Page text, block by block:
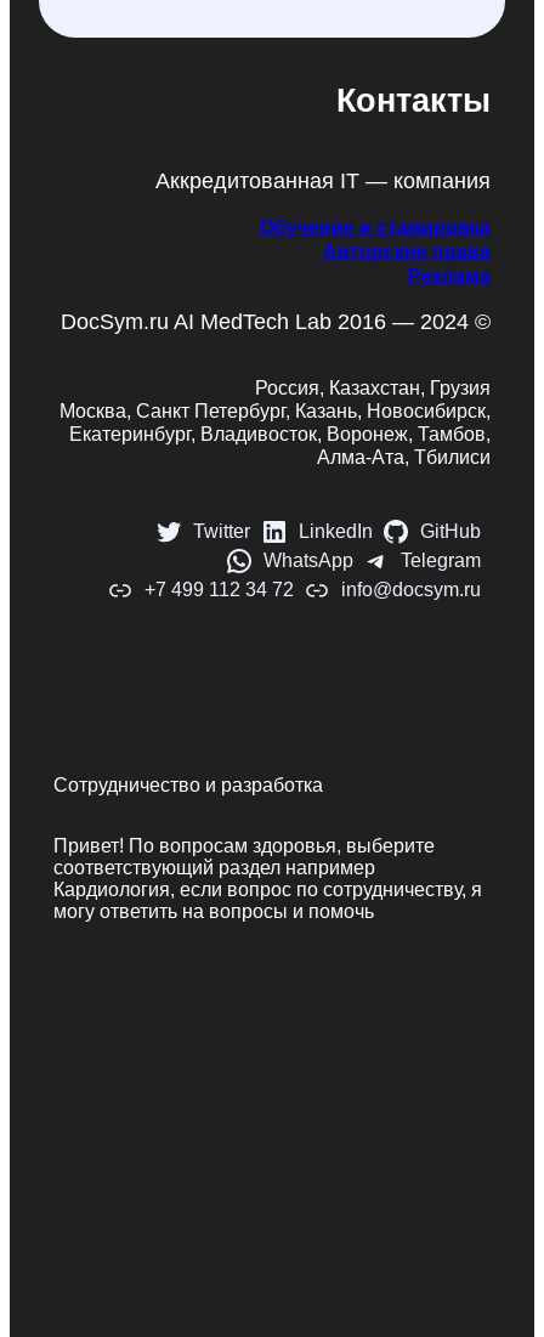
Контакты
Аккредитованная IT — компания
Обучение и стажировка
Авторские права
Реклама
DocSym.ru AI MedTech Lab 2016 — 2024 ©
Россия, Казахстан, Грузия
Москва, Санкт Петербург, Казань, Новосибирск,
Екатеринбург, Владивосток, Воронеж, Тамбов,
Алма-Ата, Тбилиси
Twitter LinkedIn
GitHub
WhatsApp
Telegram
+7 499 112 34 72
info@docsym.ru
Сотрудничество и разработка
Привет! По вопросам здоровья, выберите
соответствующий раздел например
Кардиология, если вопрос по сотрудничеству, я
могу ответить на вопросы и помочь